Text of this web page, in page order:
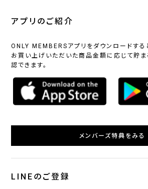
アプリのご紹介
ONLY MEMBERSアプリをダウンロードする
お買い上げいただいた商品金額に応じて貯ま
認できます。
メンバーズ特典をみる
LINEのご登録